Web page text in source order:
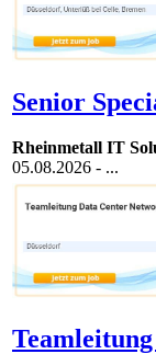
Senior
Rheinmetall IT
05.08.2026 - ...